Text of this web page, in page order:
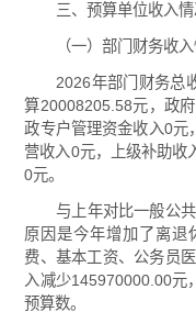
三、预算单位收入
（一）部门财务收
2026年部门财务总
算20008205.58元，政
政专户管理资金收入0元
营收入0元，上级补助收
0元。
与上年对比一般公
原因是今年增加了离退
费、基本工资、公务员
入减少145970000.00元
预算数。